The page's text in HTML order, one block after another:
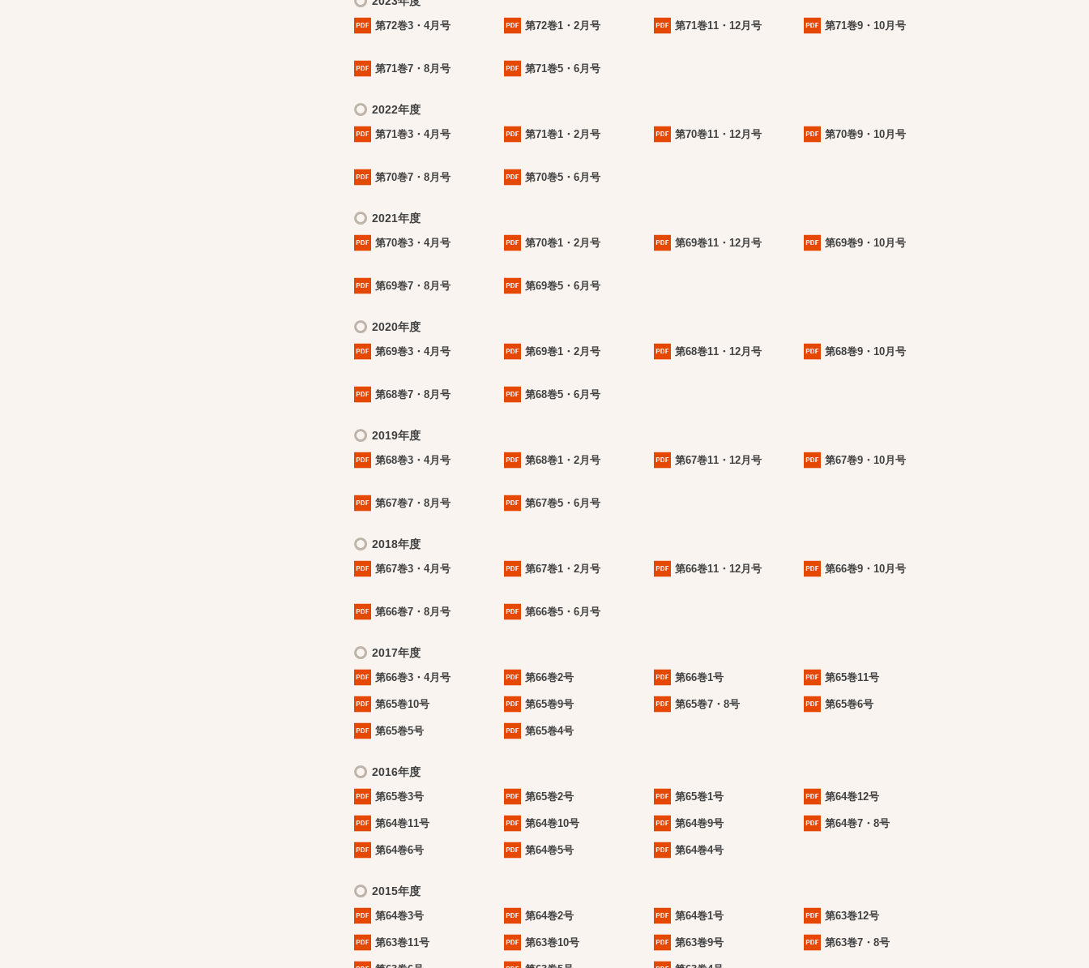
第72巻3・4月号 第72巻1・2月号 第71巻11・12月号 第71巻9・10月号
第71巻7・8月号 第71巻5・6月号
2022年度
第71巻3・4月号 第71巻1・2月号 第70巻11・12月号 第70巻9・10月号
第70巻7・8月号 第70巻5・6月号
2021年度
第70巻3・4月号 第70巻1・2月号 第69巻11・12月号 第69巻9・10月号
第69巻7・8月号 第69巻5・6月号
2020年度
第69巻3・4月号 第69巻1・2月号 第68巻11・12月号 第68巻9・10月号
第68巻7・8月号 第68巻5・6月号
2019年度
第68巻3・4月号 第68巻1・2月号 第67巻11・12月号 第67巻9・10月号
第67巻7・8月号 第67巻5・6月号
2018年度
第67巻3・4月号 第67巻1・2月号 第66巻11・12月号 第66巻9・10月号
第66巻7・8月号 第66巻5・6月号
2017年度
第66巻3・4月号 第66巻2号 第66巻1号 第65巻11号
第65巻10号 第65巻9号 第65巻7・8号 第65巻6号
第65巻5号 第65巻4号
2016年度
第65巻3号 第65巻2号 第65巻1号 第64巻12号
第64巻11号 第64巻10号 第64巻9号 第64巻7・8号
第64巻6号 第64巻5号 第64巻4号
2015年度
第64巻3号 第64巻2号 第64巻1号 第63巻12号
第63巻11号 第63巻10号 第63巻9号 第63巻7・8号